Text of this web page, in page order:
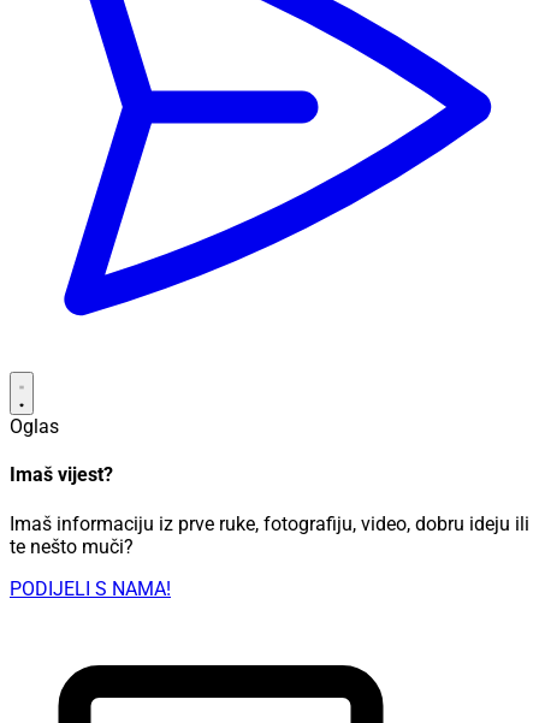
Oglas
Imaš vijest?
Imaš informaciju iz prve ruke, fotografiju, video, dobru ideju ili
te nešto muči?
PODIJELI S NAMA!